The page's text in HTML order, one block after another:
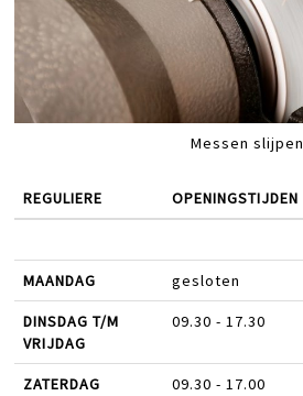
Messen slijpen
REGULIERE OPENINGSTIJDEN
MAANDAG gesloten
DINSDAG T/M
VRIJDAG
09.30 - 17.30
ZATERDAG 09.30 - 17.00